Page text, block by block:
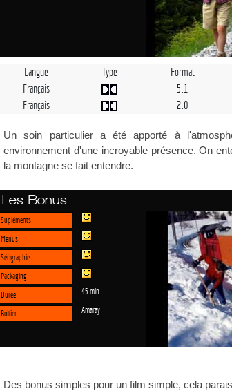
Langue Type Format
Français
5.1
Français
2.0
Un soin particulier a été apporté à
environnement d'une incroyable présence. On
la montagne se fait entendre.
Les Bonus
Supléments
Menus
Sérigraphie
Packaging
Durée
45 min
Boitier Amaray
Des bonus simples pour un film simple, cela